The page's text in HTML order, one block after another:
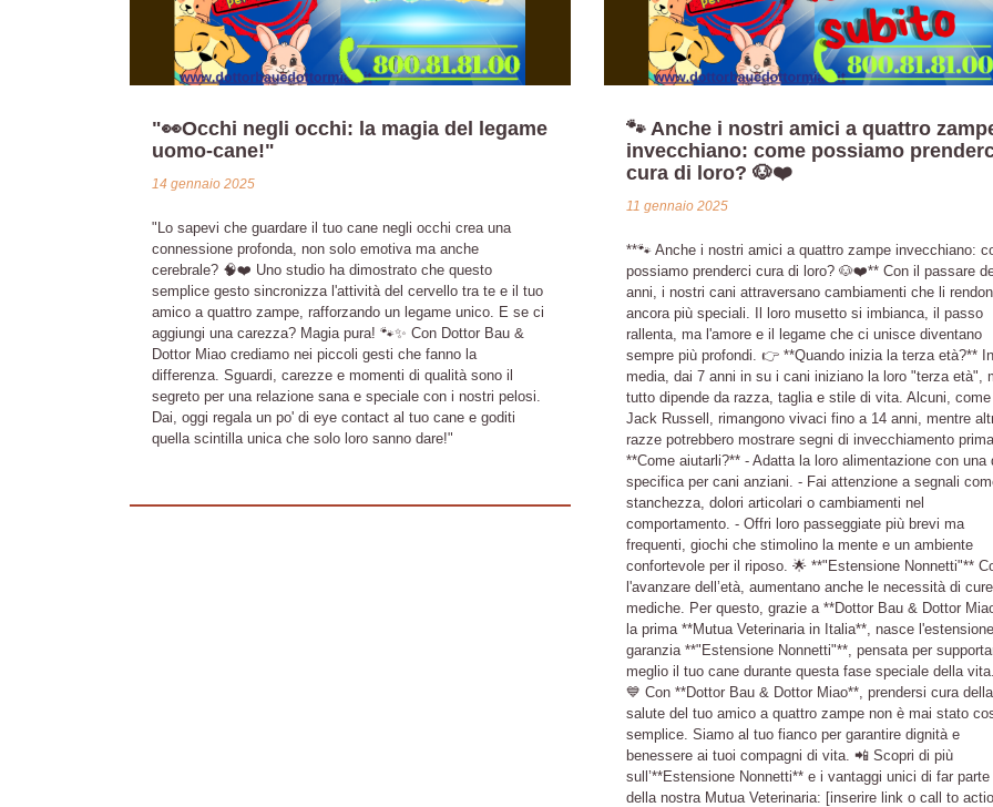
"👀Occhi negli occhi: la magia del legame
uomo-cane!"
14 gennaio 2025
"Lo sapevi che guardare il tuo cane negli occhi crea una
connessione profonda, non solo emotiva ma anche
cerebrale? 🧠❤️ Uno studio ha dimostrato che questo
semplice gesto sincronizza l'attività del cervello tra te e il tuo
amico a quattro zampe, rafforzando un legame unico. E se ci
aggiungi una carezza? Magia pura! 🐾✨ Con Dottor Bau &
Dottor Miao crediamo nei piccoli gesti che fanno la
differenza. Sguardi, carezze e momenti di qualità sono il
segreto per una relazione sana e speciale con i nostri pelosi.
Dai, oggi regala un po' di eye contact al tuo cane e goditi
quella scintilla unica che solo loro sanno dare!"
🐾 Anche i nostri amici a quattro
invecchiano: come possiamo
cura di loro? 🐶❤️
11 gennaio 2025
**🐾 Anche i nostri amici a quattro zampe invecchiano:
possiamo prenderci cura di loro? 🐶❤️** Con il passare
anni, i nostri cani attraversano cambiamenti che li
ancora più speciali. Il loro musetto si imbianca, il passo
rallenta, ma l'amore e il legame che ci unisce diventano
sempre più profondi. 👉 **Quando inizia la terza età?** In
media, dai 7 anni in su i cani iniziano la loro "terza età",
tutto dipende da razza, taglia e stile di vita. Alcuni,
Jack Russell, rimangono vivaci fino a 14 anni, mentre
razze potrebbero mostrare segni di invecchiamento
**Come aiutarli?** - Adatta la loro alimentazione con una
specifica per cani anziani. - Fai attenzione a segnali
stanchezza, dolori articolari o cambiamenti nel
comportamento. - Offri loro passeggiate più brevi ma
frequenti, giochi che stimolino la mente e un ambiente
confortevole per il riposo. 🌟 **"Estensione Nonnetti"**
l'avanzare dell’età, aumentano anche le necessità di cure
mediche. Per questo, grazie a **Dottor Bau & Dottor
la prima **Mutua Veterinaria in Italia**, nasce
garanzia **"Estensione Nonnetti"**, pensata per
meglio il tuo cane durante questa fase speciale della vita.
💙 Con **Dottor Bau & Dottor Miao**, prendersi cura della
salute del tuo amico a quattro zampe non è mai stato
semplice. Siamo al tuo fianco per garantire dignità e
benessere ai tuoi compagni di vita. 📲 Scopri di più
sull’**Estensione Nonnetti** e i vantaggi unici di far parte
della nostra Mutua Veterinaria: [inserire link o call to